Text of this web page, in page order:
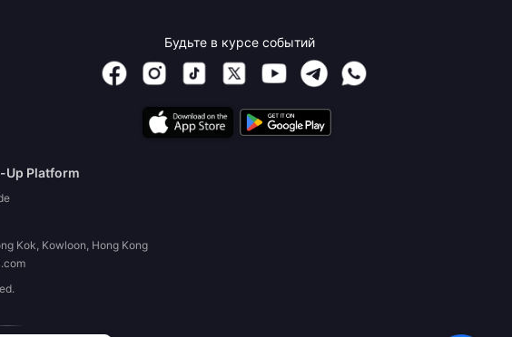
Будьте в курсе событий
Up Platform
Kok, Kowloon, Hong Kong